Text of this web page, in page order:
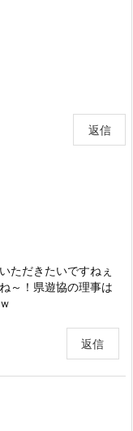
返信
ただきたいですねぇ
～！県遊協の理事は
返信